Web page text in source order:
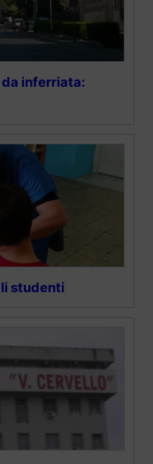
da inferriata:
studenti